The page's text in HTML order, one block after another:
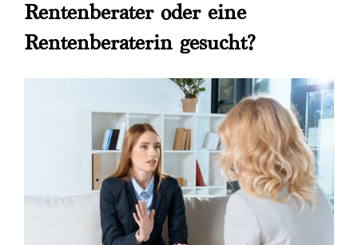
Rentenberater oder eine
Rentenberaterin gesucht?